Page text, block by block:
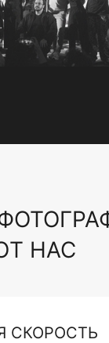
НАС
СКОРОСТЬ